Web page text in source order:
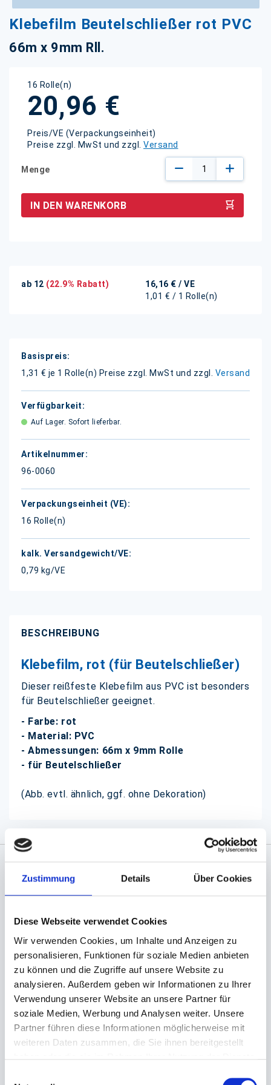
Zustimmung Details Über Cookies
Diese Webseite verwendet Cookies
Wir verwenden Cookies, um Inhalte und Anzeigen zu
personalisieren, Funktionen für soziale Medien anbieten
zu können und die Zugriffe auf unsere Website zu
analysieren. Außerdem geben wir Informationen zu Ihrer
Verwendung unserer Website an unsere Partner für
soziale Medien, Werbung und Analysen weiter. Unsere
Partner führen diese Informationen möglicherweise mit
weiteren Daten zusammen, die Sie ihnen bereitgestellt
Klebefilm Beutelschließer rot PVC
66m x 9mm Rll.
16 Rolle(n)
20,96 €
Preis/VE (Verpackungseinheit)
Preise zzgl. MwSt und zzgl. Versand
Menge
IN DEN WARENKORB
ab 12 (22.9% Rabatt) 16,16 € / VE
1,01 € / 1 Rolle(n)
Weitere
Informationen
1,31 € je 1 Rolle(n) Preise zzgl. MwSt und zzgl. Versand
Auf Lager. Sofort lieferbar.
96-0060
16 Rolle(n)
0,79 kg/VE
Zum
Anfang
der
Bildgalerie
BESCHREIBUNG
Klebefilm, rot (für Beutelschließer)
Dieser reißfeste Klebefilm aus PVC ist besonders
für Beutelschließer geeignet.
- Farbe: rot
- Material: PVC
- Abmessungen: 66m x 9mm Rolle
- für Beutelschließer
(Abb. evtl. ähnlich, ggf. ohne Dekoration)
Angaben zur Informationspflichten der GPSR
Produktsicherheitsverordnung:
interessiert sein
Klebeband, Paketband Abroller, Hand